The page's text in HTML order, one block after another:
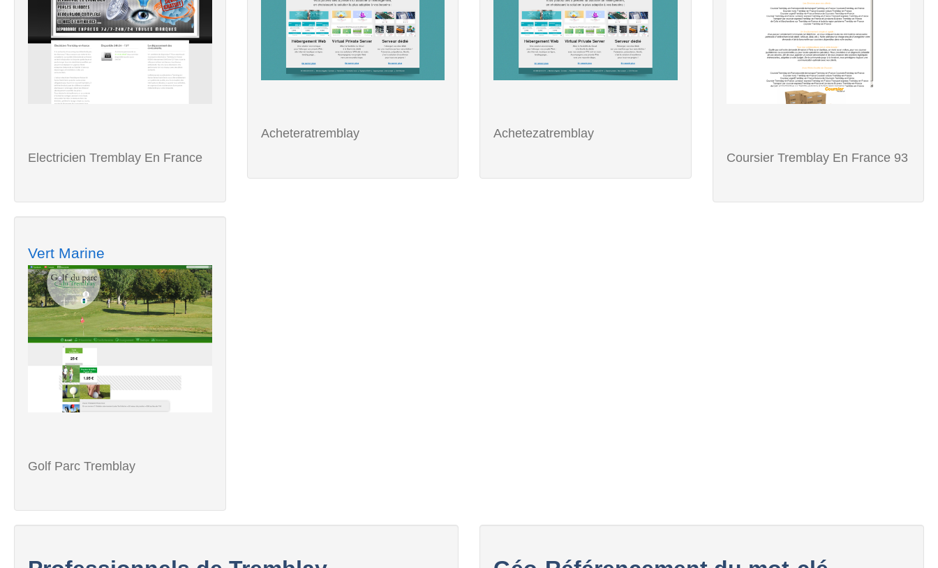
Electricien Tremblay En France
Acheteratremblay Achetezatremblay
Coursier Tremblay En France 93
Vert Marine
Golf Parc Tremblay